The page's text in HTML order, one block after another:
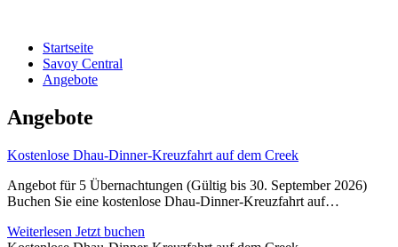
Startseite
Savoy Central
Angebote
Angebote
Kostenlose Dhau-Dinner-Kreuzfahrt auf dem Creek
Angebot für 5 Übernachtungen (Gültig bis 30. September 2026)
Buchen Sie eine kostenlose Dhau-Dinner-Kreuzfahrt auf…
Weiterlesen Jetzt buchen